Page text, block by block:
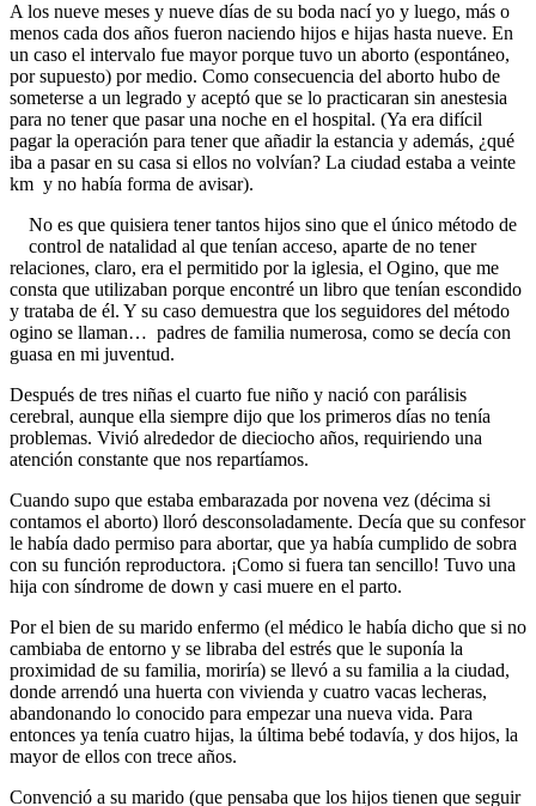
A los nueve meses y nueve días de su boda nací yo y luego, más o
menos cada dos años fueron naciendo hijos e hijas hasta nueve. En
un caso el intervalo fue mayor porque tuvo un aborto (espontáneo,
por supuesto) por medio. Como consecuencia del aborto hubo de
someterse a un legrado y aceptó que se lo practicaran sin anestesia
para no tener que pasar una noche en el hospital. (Ya era difícil
pagar la operación para tener que añadir la estancia y además, ¿qué
iba a pasar en su casa si ellos no volvían? La ciudad estaba a veinte
km y no había forma de avisar).
No es que quisiera tener tantos hijos sino que el único método de
control de natalidad al que tenían acceso, aparte de no tener
relaciones, claro, era el permitido por la iglesia, el Ogino, que me
consta que utilizaban porque encontré un libro que tenían escondido
y trataba de él. Y su caso demuestra que los seguidores del método
ogino se llaman… padres de familia numerosa, como se decía con
guasa en mi juventud.
Después de tres niñas el cuarto fue niño y nació con parálisis
cerebral, aunque ella siempre dijo que los primeros días no tenía
problemas. Vivió alrededor de dieciocho años, requiriendo una
atención constante que nos repartíamos.
Cuando supo que estaba embarazada por novena vez (décima si
contamos el aborto) lloró desconsoladamente. Decía que su confesor
le había dado permiso para abortar, que ya había cumplido de sobra
con su función reproductora. ¡Como si fuera tan sencillo! Tuvo una
hija con síndrome de down y casi muere en el parto.
Por el bien de su marido enfermo (el médico le había dicho que si no
cambiaba de entorno y se libraba del estrés que le suponía la
proximidad de su familia, moriría) se llevó a su familia a la ciudad,
donde arrendó una huerta con vivienda y cuatro vacas lecheras,
abandonando lo conocido para empezar una nueva vida. Para
entonces ya tenía cuatro hijas, la última bebé todavía, y dos hijos, la
mayor de ellos con trece años.
Convenció a su marido (que pensaba que los hijos tienen que seguir